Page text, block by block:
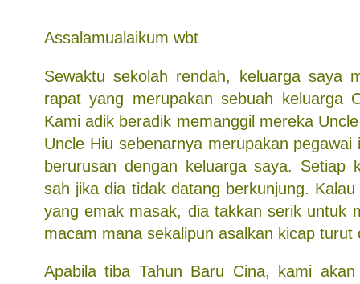
Assalamualaikum wbt
Sewaktu sekolah rendah, keluarga saya
rapat yang merupakan sebuah keluarga
Kami adik beradik memanggil mereka
Uncle Hiu sebenarnya merupakan pegawai
berurusan dengan keluarga saya. Setiap
sah jika dia tidak datang berkunjung.
yang emak masak, dia takkan serik untuk
macam mana sekalipun asalkan kicap turut
Apabila tiba Tahun Baru Cina, kami